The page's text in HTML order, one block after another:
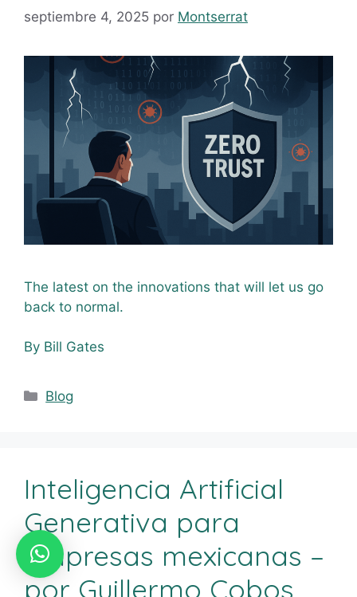
septiembre 4, 2025 por Montserrat
The latest on the innovations that will let us go
back to normal.
By Bill Gates
Blog
Inteligencia Artificial
Generativa para
empresas mexicanas –
por Guillermo Cobos